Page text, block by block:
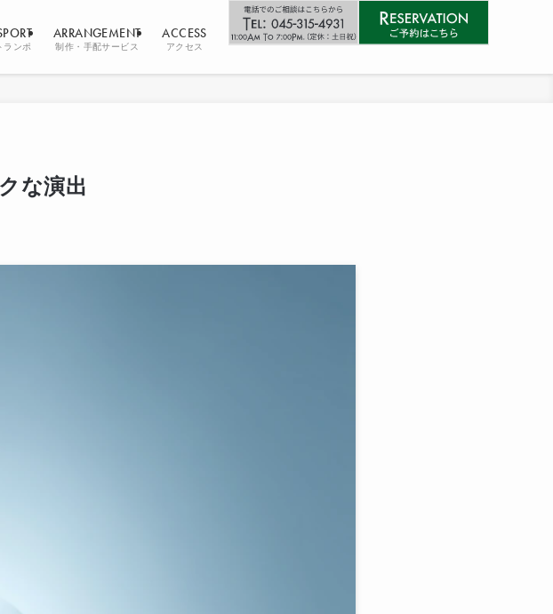
ランポ
ARRANGEMENT
制作・手配サービス
ACCESS
アクセス
な演出